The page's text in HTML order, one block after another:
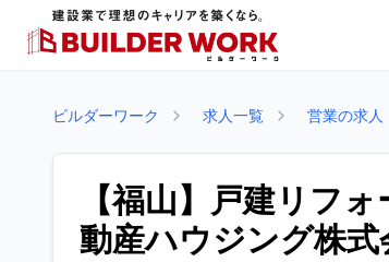
ビルダーワーク 求人一覧 営業の求人
【福山】戸建リフ
動産ハウジング株式